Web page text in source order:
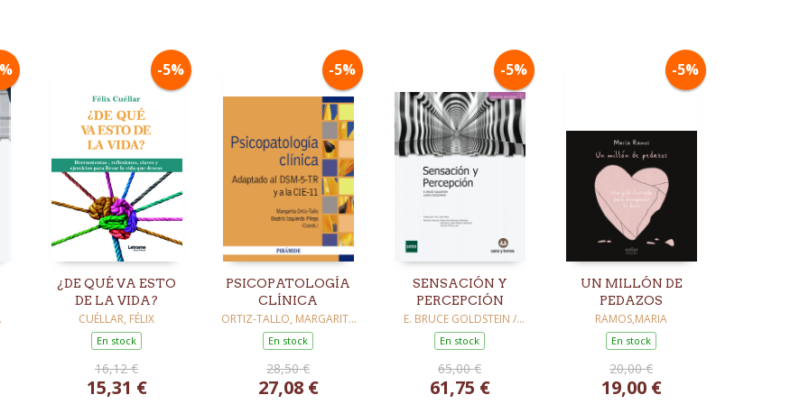
-5%
¿DE QUÉ VA ESTO
DE LA VIDA?
CUÉLLAR, FÉLIX
En stock
16,12 €
15,31 €
-5%
PSICOPATOLOGÍA
CLÍNICA
ORTIZ-TALLO, MARGARITA
BEATRIZ
En stock
28,50 €
27,08 €
-5%
SENSACIÓN Y
PERCEPCIÓN
E. BRUCE GOLDSTEIN /
CACCIAMANI, LAURA
En stock
65,00 €
61,75 €
-5%
UN MILLÓN DE
PEDAZOS
RAMOS,MARIA
En stock
20,00 €
19,00 €